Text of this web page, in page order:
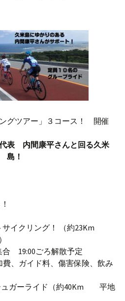
グツアー」３コース！ 開催
表 内間康平さんと回る久米
島！
イクリング！ （約23Km
合 19:00ごろ解散予定
、ガイド料、傷害保険、飲み
ガーライド（約40Km 平地